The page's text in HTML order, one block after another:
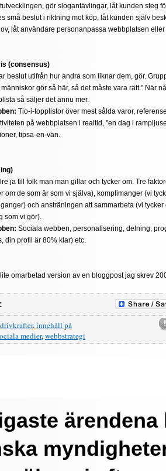
gör slogantävlingar, låt kunden steg
små beslut i riktning mot köp, låt kunden själv
låt användare personanpassa webbplatsen
(consensus)
beslut utifrån hur andra som liknar dem, gör.
gör så här, så det måste vara rätt." När
så säljer det ännu mer.
Tio-i-topplistor över mest sålda varor,
på webbplatsen i realtid, ”en dag i
tipsa-en-vän.
ja till folk man man gillar och tycker om. Tre
om de som är som vi själva), komplimanger (vi
och ansträningen att sammarbeta (vi tycker
som vi gör).
Sociala webben, personalisering, delning,
din profil är 80% klar) etc.
omarbetad version av en bloggpost jag skrev
drivkrafter,innehåll på
medier,webbstrategi
ärendena